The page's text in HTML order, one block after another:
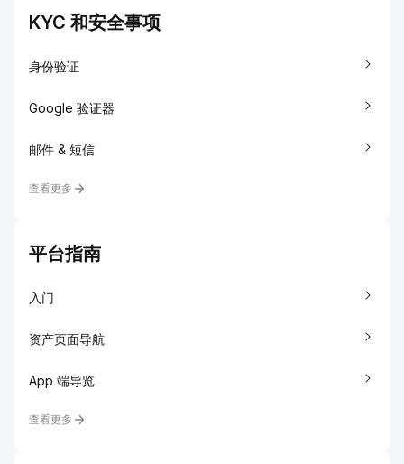
KYC 和安全事项
身份验证
Google 验证器
邮件 & 短信
查看更多
平台指南
入门
资产页面导航
App 端导览
查看更多